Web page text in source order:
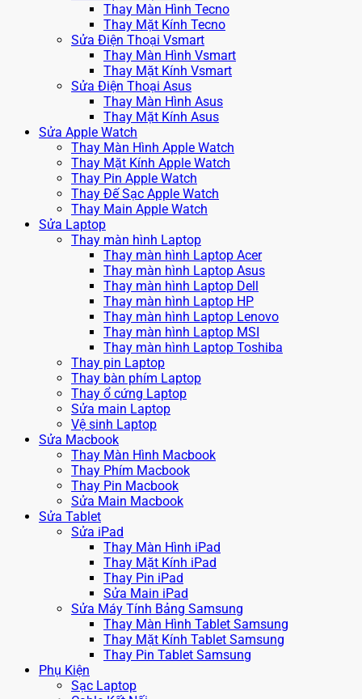
Thay Màn Hình Tecno
Thay Mặt Kính Tecno
Sửa Điện Thoại Vsmart
Thay Màn Hình Vsmart
Thay Mặt Kính Vsmart
Sửa Điện Thoại Asus
Thay Màn Hình Asus
Thay Mặt Kính Asus
Sửa Apple Watch
Thay Màn Hình Apple Watch
Thay Mặt Kính Apple Watch
Thay Pin Apple Watch
Thay Đế Sạc Apple Watch
Thay Main Apple Watch
Sửa Laptop
Thay màn hình Laptop
Thay màn hình Laptop Acer
Thay màn hình Laptop Asus
Thay màn hình Laptop Dell
Thay màn hình Laptop HP
Thay màn hình Laptop Lenovo
Thay màn hình Laptop MSI
Thay màn hình Laptop Toshiba
Thay pin Laptop
Thay bàn phím Laptop
Thay ổ cứng Laptop
Sửa main Laptop
Vệ sinh Laptop
Sửa Macbook
Thay Màn Hình Macbook
Thay Phím Macbook
Thay Pin Macbook
Sửa Main Macbook
Sửa Tablet
Sửa iPad
Thay Màn Hình iPad
Thay Mặt Kính iPad
Thay Pin iPad
Sửa Main iPad
Sửa Máy Tính Bảng Samsung
Thay Màn Hình Tablet Samsung
Thay Mặt Kính Tablet Samsung
Thay Pin Tablet Samsung
Phụ Kiện
Sạc Laptop